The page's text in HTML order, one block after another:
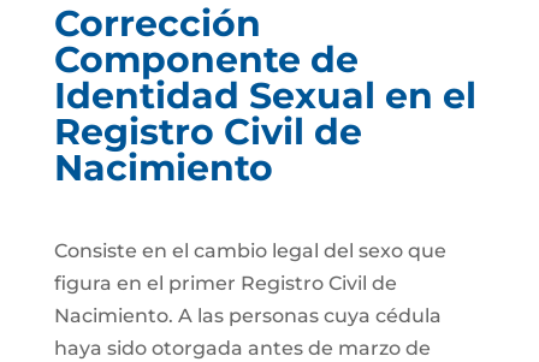
Corrección
Componente de
Identidad Sexual en el
Registro Civil de
Nacimiento
Consiste en el cambio legal del sexo que
figura en el primer Registro Civil de
Nacimiento. A las personas cuya cédula
haya sido otorgada antes de marzo de